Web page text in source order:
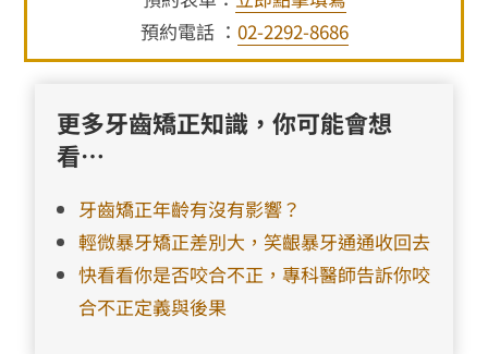
預約電話 ： 02-2292-8686
更多牙齒矯正知識，你可能會想
看…
牙齒矯正年齡有沒有影響？
輕微暴牙矯正差別大，笑齦暴牙通通收回去
快看看你是否咬合不正，專科醫師告訴你咬
合不正定義與後果